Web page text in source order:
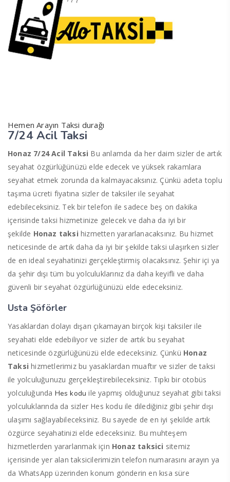
Hemen Arayın Taksi durağı
7/24 Acil Taksi
Honaz 7/24 Acil Taksi Bu anlamda da her daim sizler de artık
seyahat özgürlüğünüzü elde edecek ve yüksek rakamlara
seyahat etmek zorunda da kalmayacaksınız. Çünkü adeta toplu
taşıma ücreti fiyatına sizler de taksiler ile seyahat
edebileceksiniz. Tek bir telefon ile sadece beş on dakika
içerisinde taksi hizmetinize gelecek ve daha da iyi bir
şekilde Honaz taksi hizmetten yararlanacaksınız. Bu hizmet
neticesinde de artık daha da iyi bir şekilde taksi ulaşırken sizler
de en ideal seyahatinizi gerçekleştirmiş olacaksınız. Şehir içi ya
da şehir dışı tüm bu yolculuklarınız da daha keyifli ve daha
güvenli bir seyahat özgürlüğünüzü elde edeceksiniz.
Usta Şöförler
Yasaklardan dolayı dışarı çıkamayan birçok kişi taksiler ile
seyahati elde edebiliyor ve sizler de artık bu seyahat
neticesinde özgürlüğünüzü elde edeceksiniz. Çünkü Honaz
Taksi hizmetlerimiz bu yasaklardan muaftır ve sizler de taksi
ile yolculuğunuzu gerçekleştirebileceksiniz. Tıpkı bir otobüs
yolculuğunda Hes kodu ile yapmış olduğunuz seyahat gibi taksi
yolculuklarında da sizler Hes kodu ile dilediğiniz gibi şehir dışı
ulaşımı sağlayabileceksiniz. Bu sayede de en iyi şekilde artık
özgürce seyahatinizi elde edeceksiniz. Bu muhteşem
hizmetlerden yararlanmak için Honaz taksici sitemiz
içerisinde yer alan taksicilerimizin telefon numarasını arayın ya
da WhatsApp üzerinden konum gönderin en kısa süre